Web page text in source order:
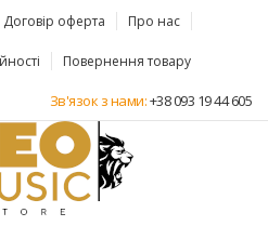
Договір оферта Про нас
Повернення товару
Зв'язок з нами:+38 093 19 44 605